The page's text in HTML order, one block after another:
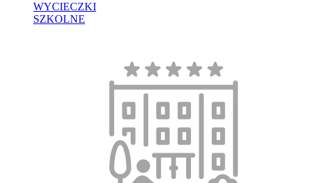
WYCIECZKI
SZKOLNE